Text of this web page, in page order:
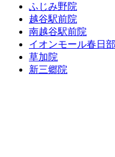
ふじみ野院
越谷駅前院
南越谷駅前院
イオンモール春日
草加院
新三郷院